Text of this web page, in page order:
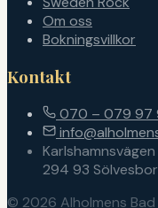
Om oss
Bokningsvillkor
Kontakt
070 – 079 97
Karlshamnsvägen
294 93
© 2026 Alholmens